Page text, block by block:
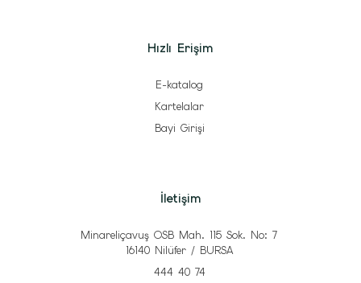
Hızlı Erişim
E-katalog
Kartelalar
Bayi Girişi
İletişim
Minareliçavuş OSB Mah. 115 Sok. No: 7
16140 Nilüfer / BURSA
444 40 74